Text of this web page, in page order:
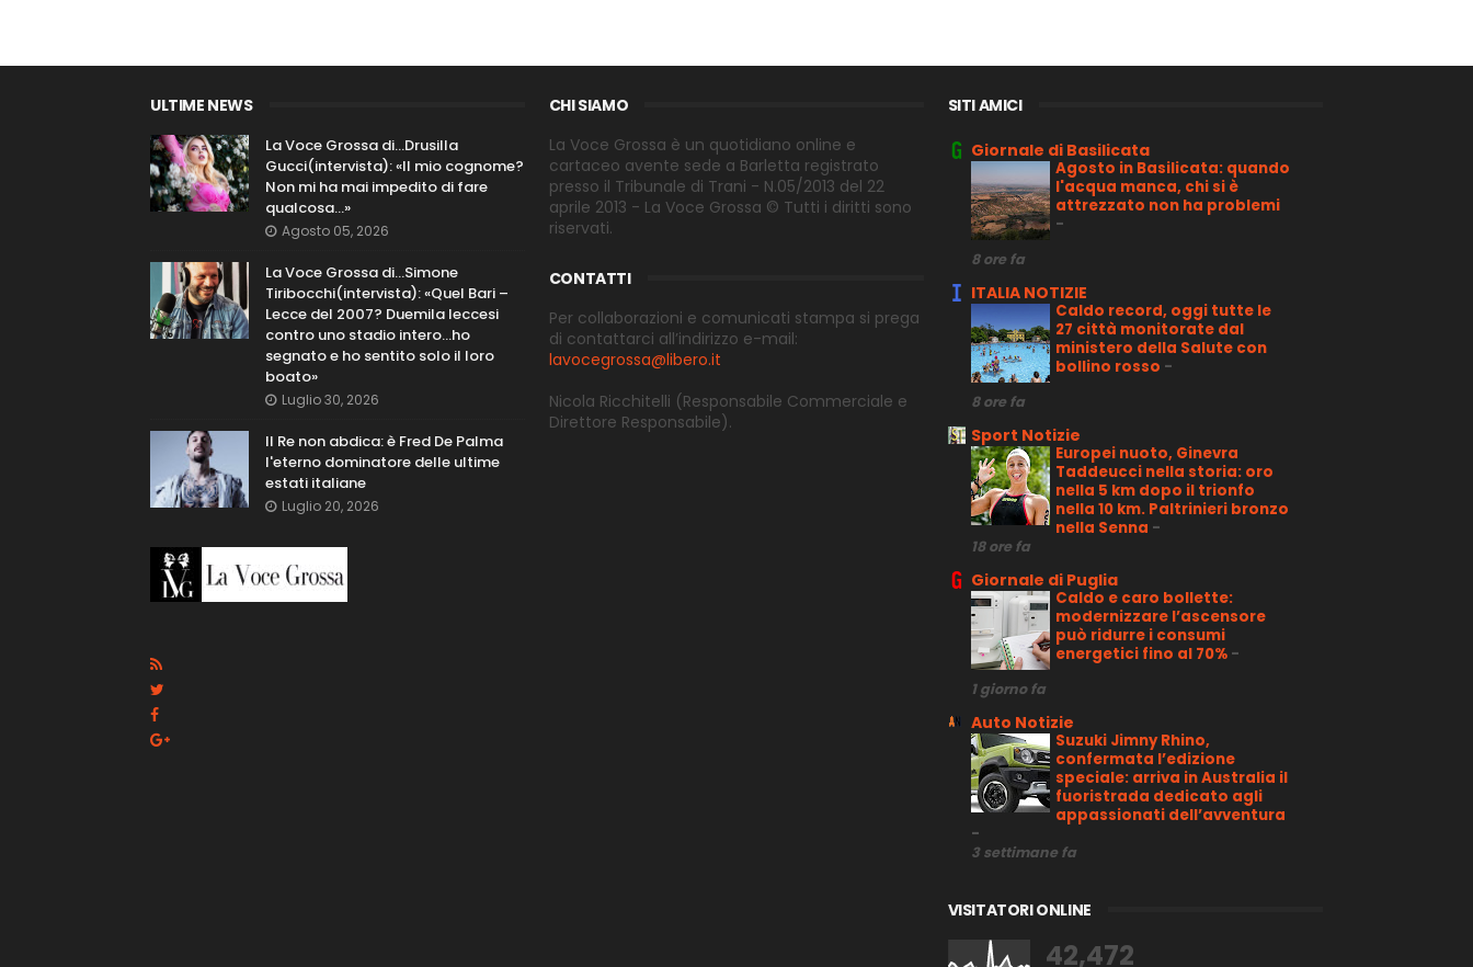
ULTIME NEWS
La Voce Grossa di…Drusilla
Gucci(intervista): «Il mio cognome?
Non mi ha mai impedito di fare
qualcosa…»
Agosto 05, 2026
La Voce Grossa di…Simone
Tiribocchi(intervista): «Quel Bari –
Lecce del 2007? Duemila leccesi
contro uno stadio intero...ho
segnato e ho sentito solo il loro
boato»
Luglio 30, 2026
Il Re non abdica: è Fred De Palma
l'eterno dominatore delle ultime
estati italiane
Luglio 20, 2026
CHI SIAMO
La Voce Grossa è un quotidiano online e
cartaceo avente sede a Barletta registrato
presso il Tribunale di Trani - N.05/2013 del 22
aprile 2013 - La Voce Grossa © Tutti i diritti sono
riservati.
CONTATTI
Per collaborazioni e comunicati stampa si prega
di contattarci all’indirizzo e-mail:
lavocegrossa@libero.it
Nicola Ricchitelli (Responsabile Commerciale e
Direttore Responsabile).
SITI AMICI
Giornale di Basilicata
Agosto in Basilicata: quando
l'acqua manca, chi si è
attrezzato non ha problemi
-
8 ore fa
ITALIA NOTIZIE
Caldo record, oggi tutte le
27 città monitorate dal
ministero della Salute con
bollino rosso -
8 ore fa
Sport Notizie
Europei nuoto, Ginevra
Taddeucci nella storia: oro
nella 5 km dopo il trionfo
nella 10 km. Paltrinieri bronzo
nella Senna -
18 ore fa
Giornale di Puglia
Caldo e caro bollette:
modernizzare l’ascensore
può ridurre i consumi
energetici fino al 70% -
1 giorno fa
Auto Notizie
Suzuki Jimny Rhino,
confermata l’edizione
speciale: arriva in Australia il
fuoristrada dedicato agli
appassionati dell’avventura
-
3 settimane fa
VISITATORI ONLINE
42,472